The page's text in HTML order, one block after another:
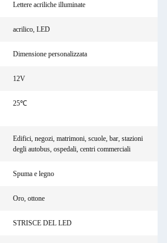
Lettere acriliche illuminate
acrilico, LED
Dimensione personalizzata
12V
25℃
Edifici, negozi, matrimoni, scuole, bar, stazioni
degli autobus, ospedali, centri commerciali
Spuma e legno
Oro, ottone
STRISCE DEL LED